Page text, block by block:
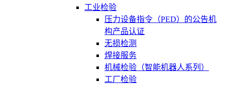
工业检验
压力设备指令（PED）的公告机
构产品认证
无损检测
焊接服务
机械检验（智能机器人系列）
工厂检验